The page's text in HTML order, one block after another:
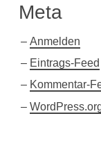
Meta
Anmelden
Eintrags-Feed
Kommentar-